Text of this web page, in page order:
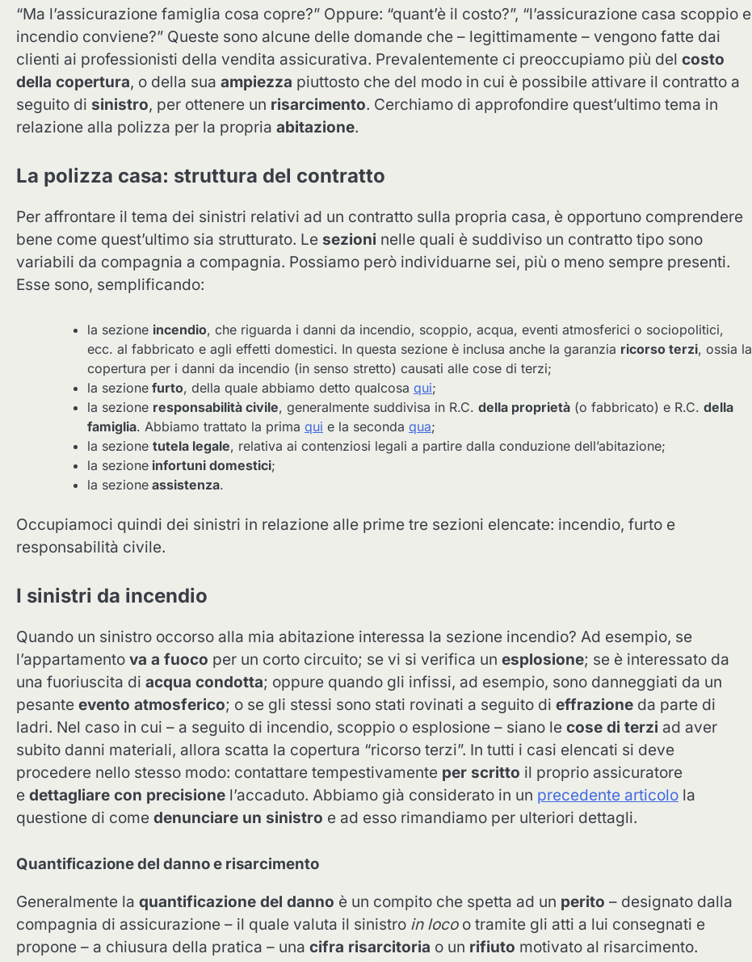
“Ma l’assicurazione famiglia cosa copre?” Oppure: “quant’è il costo?”, “l’assicurazione casa scoppio e
incendio conviene?” Queste sono alcune delle domande che – legittimamente – vengono fatte dai
clienti ai professionisti della vendita assicurativa. Prevalentemente ci preoccupiamo più del costo
della copertura, o della sua ampiezza piuttosto che del modo in cui è possibile attivare il contratto a
seguito di sinistro, per ottenere un risarcimento. Cerchiamo di approfondire quest’ultimo tema in
relazione alla polizza per la propria abitazione.
La polizza casa: struttura del contratto
Per affrontare il tema dei sinistri relativi ad un contratto sulla propria casa, è opportuno comprendere
bene come quest’ultimo sia strutturato. Le sezioni nelle quali è suddiviso un contratto tipo sono
variabili da compagnia a compagnia. Possiamo però individuarne sei, più o meno sempre presenti.
Esse sono, semplificando:
la sezione incendio, che riguarda i danni da incendio, scoppio, acqua, eventi atmosferici o sociopolitici,
ecc. al fabbricato e agli effetti domestici. In questa sezione è inclusa anche la garanzia ricorso terzi, ossia la
copertura per i danni da incendio (in senso stretto) causati alle cose di terzi;
la sezione furto, della quale abbiamo detto qualcosa qui;
la sezione responsabilità civile, generalmente suddivisa in R.C. della proprietà (o fabbricato) e R.C. della
famiglia. Abbiamo trattato la prima qui e la seconda qua;
la sezione tutela legale, relativa ai contenziosi legali a partire dalla conduzione dell’abitazione;
la sezione infortuni domestici;
la sezione assistenza.
Occupiamoci quindi dei sinistri in relazione alle prime tre sezioni elencate: incendio, furto e
responsabilità civile.
I sinistri da incendio
Quando un sinistro occorso alla mia abitazione interessa la sezione incendio? Ad esempio, se
l’appartamento va a fuoco per un corto circuito; se vi si verifica un esplosione; se è interessato da
una fuoriuscita di acqua condotta; oppure quando gli infissi, ad esempio, sono danneggiati da un
pesante evento atmosferico; o se gli stessi sono stati rovinati a seguito di effrazione da parte di
ladri. Nel caso in cui – a seguito di incendio, scoppio o esplosione – siano le cose di terzi ad aver
subito danni materiali, allora scatta la copertura “ricorso terzi”. In tutti i casi elencati si deve
procedere nello stesso modo: contattare tempestivamente per scritto il proprio assicuratore
e dettagliare con precisione l’accaduto. Abbiamo già considerato in un precedente articolo la
questione di come denunciare un sinistro e ad esso rimandiamo per ulteriori dettagli.
Quantificazione del danno e risarcimento
Generalmente la quantificazione del danno è un compito che spetta ad un perito – designato dalla
compagnia di assicurazione – il quale valuta il sinistro in locoo tramite gli atti a lui consegnati e
propone – a chiusura della pratica – una cifra risarcitoria o un rifiuto motivato al risarcimento.